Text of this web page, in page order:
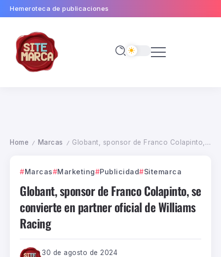
Hemeroteca de publicaciones
Home / Marcas / Globant, sponsor de Franco Colapinto, se convierte en partner oficial de Williams Racing
Marcas Marketing Publicidad Sitemarca
Globant, sponsor de Franco Colapinto, se
convierte en partner oficial de Williams
Racing
30 de agosto de 2024